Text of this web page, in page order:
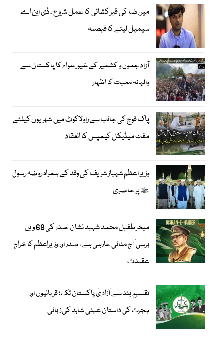
میر رضا کی قبر کشائی کا عمل شروع ، ڈی این اے
سیمپل لینے کا فیصلہ
آزاد جموں و کشمیر کے غیور عوام کا پاکستان سے
والہانہ محبت کا اظہار
پاک فوج کی جانب سے راولاکوٹ میں شہریوں کیلئے
مفت میڈیکل کیمپس کا انعقاد
وزیر اعظم شہباز شریف کی وفد کے ہمراہ روضہ رسول
ﷺ پر حاضری
میجر طفیل محمد شہید نشان حیدر کی 68 ویں
برسی آج منائی جارہی ہے، صدر اور وزیراعظم کا خراج
عقیدت
تقسیمِ ہند سے آزادیٔ پاکستان تک؛ قربانیوں اور
ہجرت کی داستان عینی شاہد کی زبانی